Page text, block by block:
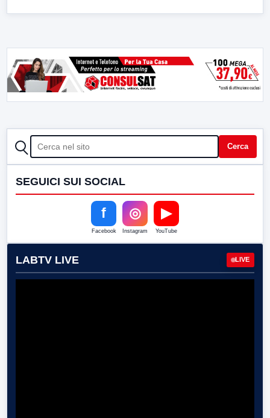
CERCA Cerca
SEGUICI SUI SOCIAL
f
Facebook
◎
Instagram
▶
YouTube
LABTV LIVE LIVE